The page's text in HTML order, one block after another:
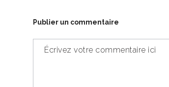
Publier un commentaire